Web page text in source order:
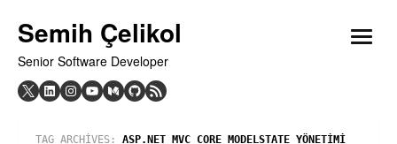
to
Semih Çelikol
Senior Software Developer
open
TAG ARCHIVES: ASP.NET MVC CORE MODELSTATE YÖNETIMI